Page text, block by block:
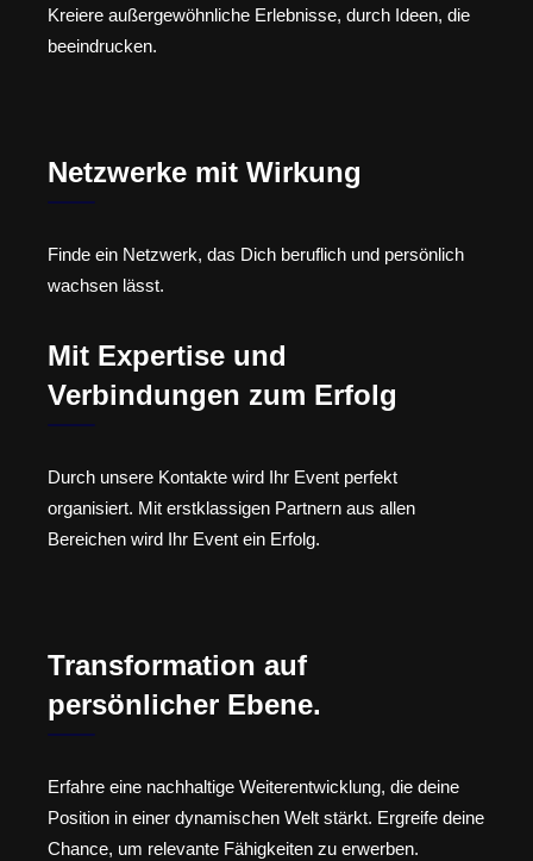
Kreiere außergewöhnliche Erlebnisse, durch Ideen, die
beeindrucken.
Netzwerke mit Wirkung
Finde ein Netzwerk, das Dich beruflich und persönlich
wachsen lässt.
Mit Expertise und
Verbindungen zum Erfolg
Durch unsere Kontakte wird Ihr Event perfekt
organisiert. Mit erstklassigen Partnern aus allen
Bereichen wird Ihr Event ein Erfolg.
Transformation auf
persönlicher Ebene.
Erfahre eine nachhaltige Weiterentwicklung, die deine
Position in einer dynamischen Welt stärkt. Ergreife deine
Chance, um relevante Fähigkeiten zu erwerben.